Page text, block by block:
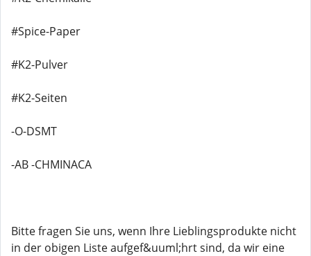
#Spice-Paper
#K2-Pulver
#K2-Seiten
-O-DSMT
-AB -CHMINACA
Bitte fragen Sie uns, wenn Ihre Lieblingsprodukte nicht
in der obigen Liste aufgef&uuml;hrt sind, da wir eine